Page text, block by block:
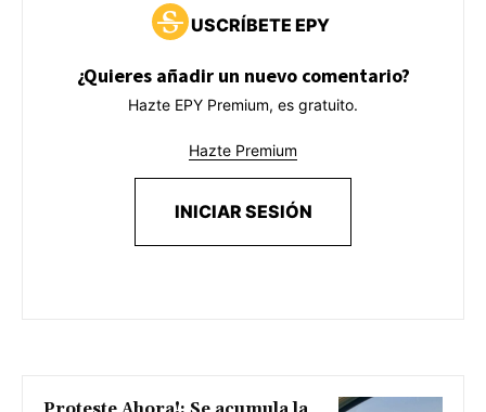
USCRÍBETE EPY
¿Quieres añadir un nuevo comentario?
Hazte EPY Premium, es gratuito.
Hazte Premium
INICIAR SESIÓN